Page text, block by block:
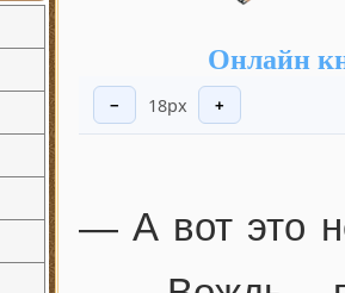
Онлайн
− 18px +
— А вот это